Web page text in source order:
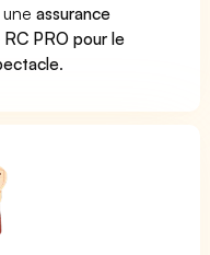
uneassurance
RC PRO pour le
.